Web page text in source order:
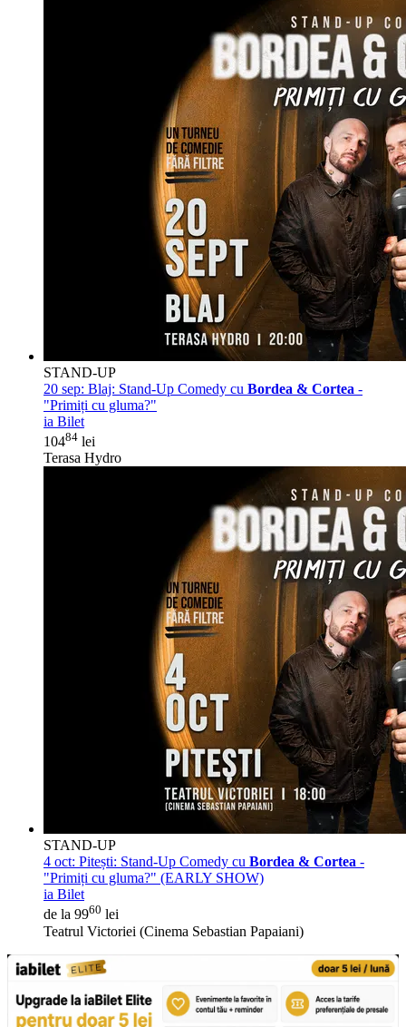
STAND-UP
20 sep: Blaj: Stand-Up Comedy cu Bordea & Cortea -
"Primiți cu gluma?"
ia Bilet
10484 lei
Terasa Hydro
STAND-UP
4 oct: Pitești: Stand-Up Comedy cu Bordea & Cortea -
"Primiți cu gluma?" (EARLY SHOW)
ia Bilet
de la 9960 lei
Teatrul Victoriei (Cinema Sebastian Papaiani)